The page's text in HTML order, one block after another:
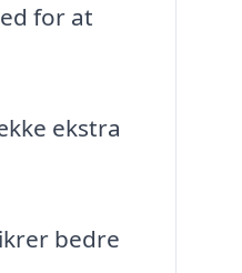
for at
ekstra
bedre